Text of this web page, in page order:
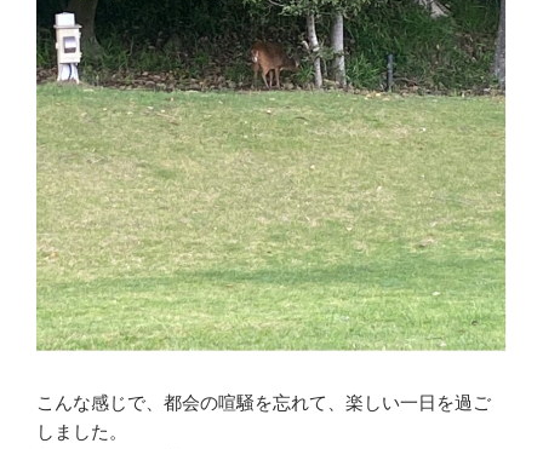
こんな感じで、都会の喧騒を忘れて、楽しい一日を過ご
しました。